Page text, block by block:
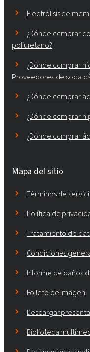
Electrólisis de
¿Dónde comprar
poliuretano?
¿Dónde comprar
Proveedores de soda
¿Dónde comprar
¿Dónde comprar
¿Dónde comprar
Mapa del sitio
Términos de
Política de
Tratamiento de
Condiciones
Informe de daños
Folleto de imagen
Descargar
Biblioteca